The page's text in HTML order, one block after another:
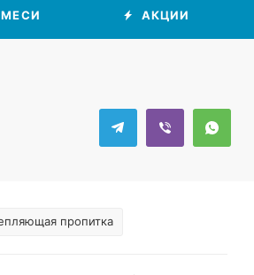
АКЦИИ
пропитка